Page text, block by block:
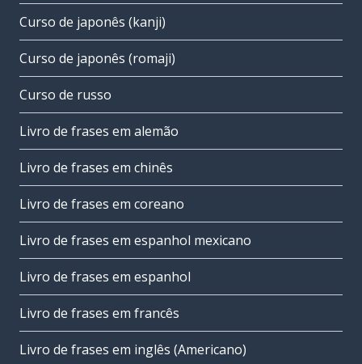
Curso de japonês (kanji)
Curso de japonês (romaji)
Curso de russo
Livro de frases em alemão
Livro de frases em chinês
Livro de frases em coreano
Livro de frases em espanhol mexicano
Livro de frases em espanhol
Livro de frases em francês
Livro de frases em inglês (Americano)